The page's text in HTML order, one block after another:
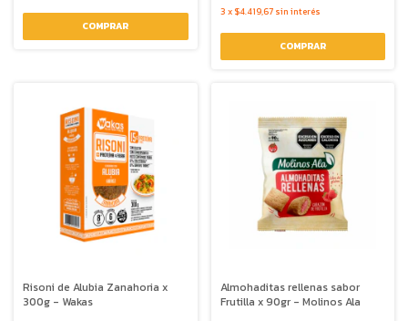
3 x $4.419,67 sin interés
Risoni de Alubia Zanahoria x
300g - Wakas
Almohaditas rellenas sabor
Frutilla x 90gr - Molinos Ala